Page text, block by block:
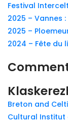
Festival
2025 – Vannes
2025 –
2024 – Fête du
Breton and
Cultural